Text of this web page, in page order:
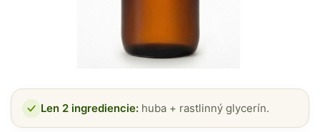
Len 2 ingrediencie: huba + rastlinný glycerín.